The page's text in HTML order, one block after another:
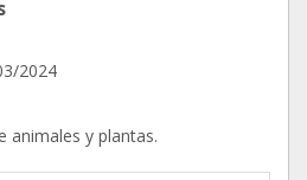
2024
animales y plantas.